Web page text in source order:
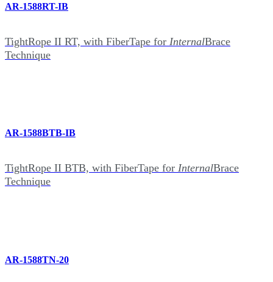
AR-1588RT-IB
TightRope II RT, with FiberTape for InternalBrace
Technique
AR-1588BTB-IB
TightRope II BTB, with FiberTape for InternalBrace
Technique
AR-1588TN-20